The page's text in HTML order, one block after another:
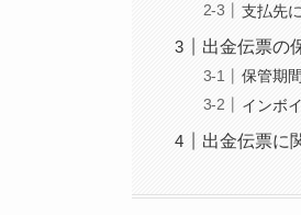
支払先
出金伝票の
保管期
インボ
出金伝票に